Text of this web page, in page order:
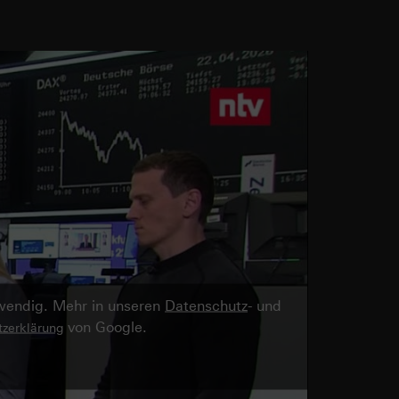
Mehr in unseren Datenschutz- und
von Google.